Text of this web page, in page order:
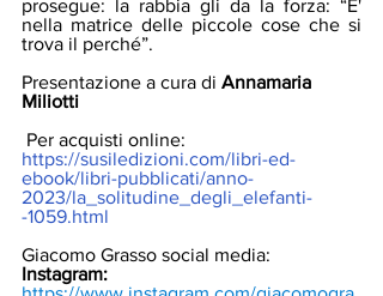
prosegue: la rabbia gli da la forza: “E'
nella matrice delle piccole cose che si
trova il perché”.
Presentazione a cura di Annamaria
Miliotti
Per acquisti online:
https://susiledizioni.com/libri-ed-
ebook/libri-pubblicati/anno-
2023/la_solitudine_degli_elefanti-
-1059.html
Giacomo Grasso social media:
Instagram: